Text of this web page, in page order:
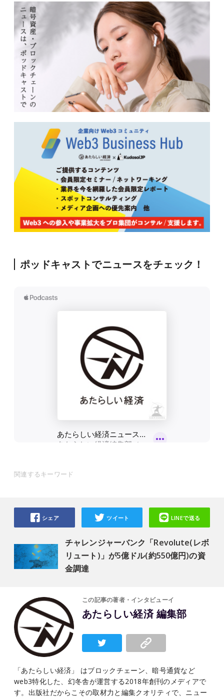
ポッドキャストでニュースをチェック！
関連するキーワード
チャレンジャーバンク「Revolute(レボ
リュート)」が5億ドル(約550億円)の資
金調達
シェア ツイート LINEで送る
この記事の著者・インタビューイ
あたらしい経済 編集部
「あたらしい経済」 はブロックチェーン、暗号通貨など
web3特化した、幻冬舎が運営する2018年創刊のメディアで
す。出版社だからこその取材力と編集クオリティで、ニュー